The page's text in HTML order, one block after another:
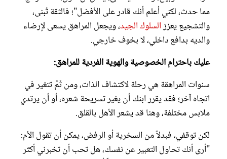
مما حدث، لكني أعلم أنك قادر على الأفضل"؛ فالثقة تُبنى،
والتشجيع يعززالسلوك الجيد، ويجعل المراهق يسعى لإرضاء
والديه بدافع داخلي، لا بخوف خارجي.
عليك باحترام الخصوصية والهوية الفردية للمراهق:
سنوات المراهقة هي رحلة لاكتشاف الذات، ومن ثَمَّ تتغير في
اتجاه آخر؛ فقد يقرر ابنك أن يغير تسريحة شعره، أو أن يرتدي
ملابس مختلفة، وهنا قد يشعر الأهل بالقلق.
لكن توقفي، فبدلاً من السخرية أو الرفض، يمكن أن تقول الأم:
"أرى أنك تحاول التعبير عن نفسك، هل تحب أن تخبرني أكثر